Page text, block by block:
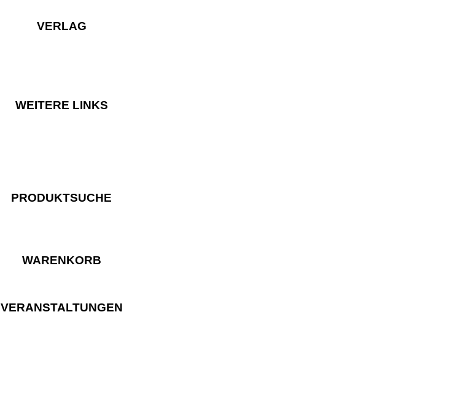
VERLAG
WEITERE LINKS
PRODUKTSUCHE
WARENKORB
VERANSTALTUNGEN